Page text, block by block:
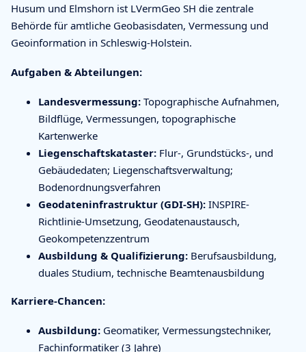
Husum und Elmshorn ist LVermGeo SH die zentrale
Behörde für amtliche Geobasisdaten, Vermessung und
Geoinformation in Schleswig-Holstein.
Aufgaben & Abteilungen:
Landesvermessung: Topographische Aufnahmen,
Bildflüge, Vermessungen, topographische
Kartenwerke
Liegenschaftskataster: Flur-, Grundstücks-, und
Gebäudedaten; Liegenschaftsverwaltung;
Bodenordnungsverfahren
Geodateninfrastruktur (GDI-SH): INSPIRE-
Richtlinie-Umsetzung, Geodatenaustausch,
Geokompetenzzentrum
Ausbildung & Qualifizierung: Berufsausbildung,
duales Studium, technische Beamtenausbildung
Karriere-Chancen:
Ausbildung: Geomatiker, Vermessungstechniker,
Fachinformatiker (3 Jahre)